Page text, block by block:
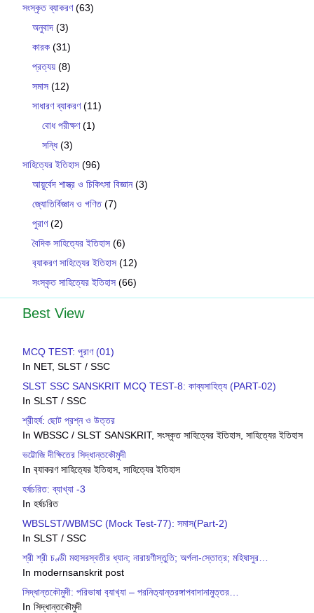
সংস্কৃত ব্যাকরণ(63)
অনুবাদ (3)
কারক (31)
প্রত্যয় (8)
সমাস (12)
সাধারণ ব্যাকরণ(11)
বোধ পরীক্ষণ(1)
সন্ধি(3)
সাহিত্যের ইতিহাস (96)
আয়ুর্বেদ শাস্ত্র ও চিকিৎসা বিজ্ঞান(3)
জ্যোতির্বিজ্ঞান ও গণিত(7)
পুরাণ(2)
বৈদিক সাহিত্যের ইতিহাস (6)
ব‍্যাকরণ সাহিত‍্যের ইতিহাস (12)
সংস্কৃত সাহিত্যের ইতিহাস (66)
Best View
MCQ TEST: পুরাণ (01)
In NET, SLST / SSC
SLST SSC SANSKRIT MCQ TEST-8: কাব্যসাহিত্য (PART-02)
In SLST / SSC
শ্রীহর্ষ: ছোট প্রশ্ন ও উত্তর
In WBSSC / SLST SANSKRIT, সংস্কৃত সাহিত্যের ইতিহাস, সাহিত্যের ইতিহাস
ভট্টোজি দীক্ষিতের সিদ্ধান্তকৌমুদী
In ব‍্যাকরণ সাহিত‍্যের ইতিহাস, সাহিত্যের ইতিহাস
হর্ষচরিত: ব্যাখ্যা -3
In হর্ষচরিত
WBSLST/WBMSC (Mock Test-77): সমাস(Part-2)
In SLST / SSC
শ্রী শ্রী চণ্ডী মহাসরস্বতীর ধ্যান; নারায়ণীস্তুতি; অর্গলা-স্তোত্র; মহিষাসুর…
In modernsanskrit post
সিদ্ধান্তক‍ৌমুদী: পরিভাষা ব‍্যাখ‍্যা – পরনিত‍্যান্তরঙ্গাপবাদানামুত্তর…
In সিদ্ধান্তকৌমুদী